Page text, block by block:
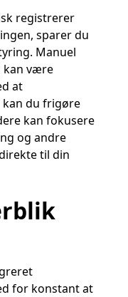
registrerer
sparer du
Manuel
kan være
at
kan du frigøre
kan fokusere
og andre
til din
for konstant at